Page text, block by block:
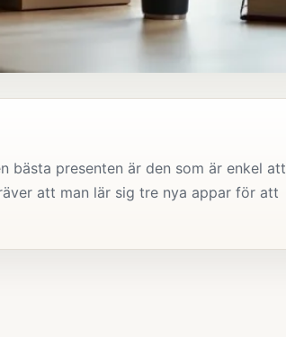
bästa presenten är den som är enkel att
att man lär sig tre nya appar för att